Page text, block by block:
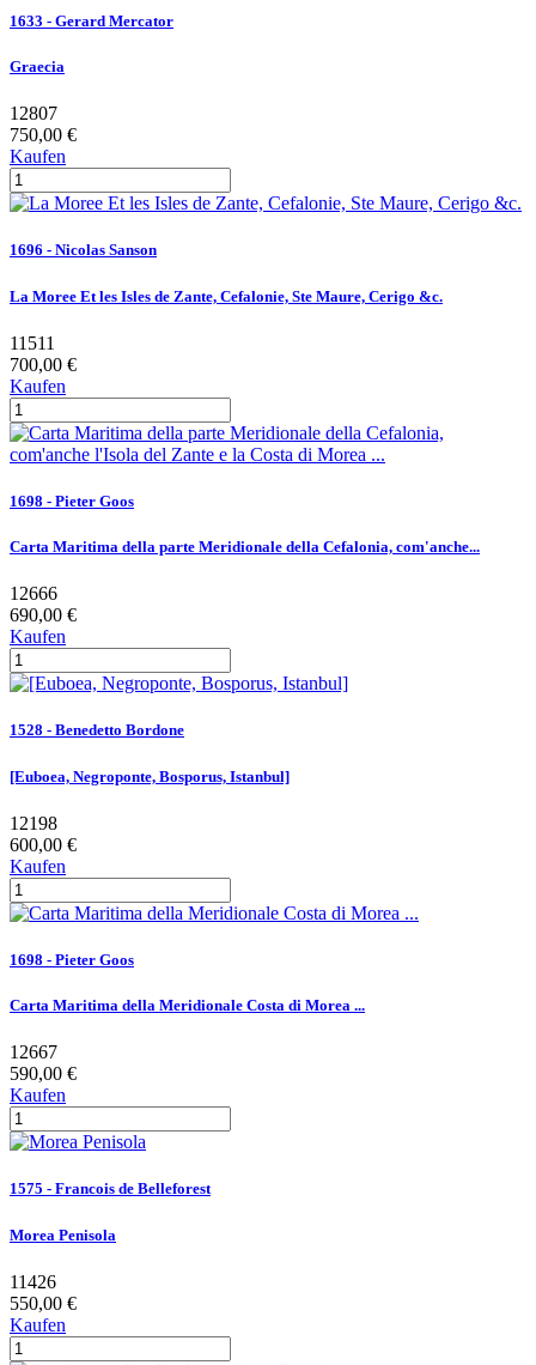
1633 - Gerard Mercator
Graecia
12807
750,00 €
Kaufen
1696 - Nicolas Sanson
La Moree Et les Isles de Zante, Cefalonie, Ste Maure, Cerigo &c.
11511
700,00 €
Kaufen
1698 - Pieter Goos
Carta Maritima della parte Meridionale della Cefalonia, com'anche...
12666
690,00 €
Kaufen
1528 - Benedetto Bordone
[Euboea, Negroponte, Bosporus, Istanbul]
12198
600,00 €
Kaufen
1698 - Pieter Goos
Carta Maritima della Meridionale Costa di Morea ...
12667
590,00 €
Kaufen
1575 - Francois de Belleforest
Morea Penisola
11426
550,00 €
Kaufen